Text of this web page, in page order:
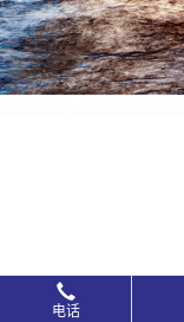
电话